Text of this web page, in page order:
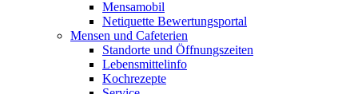
Mensamobil
Netiquette Bewertungsportal
Mensen und Cafeterien
Standorte und Öffnungszeiten
Lebensmittelinfo
Kochrezepte